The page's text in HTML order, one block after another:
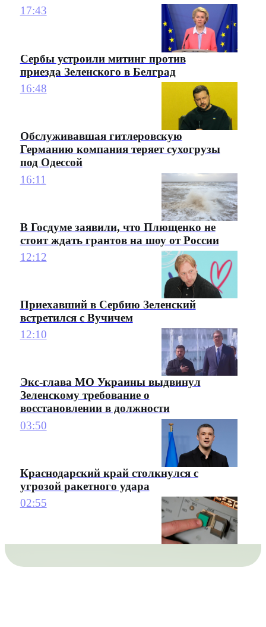
17:43
Сербы устроили митинг против
приезда Зеленского в Белград
16:48
Обслуживавшая гитлеровскую
Германию компания теряет сухогрузы
под Одессой
16:11
В Госдуме заявили, что Плющенко не
стоит ждать грантов на шоу от России
12:12
Приехавший в Сербию Зеленский
встретился с Вучичем
12:10
Экс-глава МО Украины выдвинул
Зеленскому требование о
восстановлении в должности
03:50
Краснодарский край столкнулся с
угрозой ракетного удара
02:55